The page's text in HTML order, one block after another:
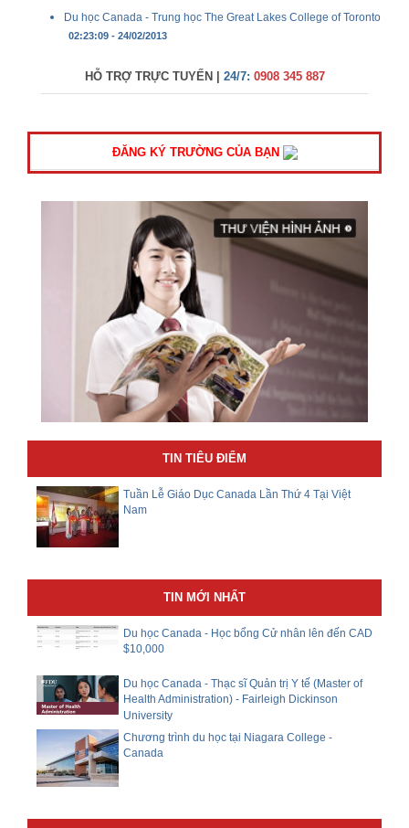
Du học Canada - Trung học The Great Lakes College of Toronto
02:23:09 - 24/02/2013
HỖ TRỢ TRỰC TUYẾN | 24/7: 0908 345 887
ĐĂNG KÝ TRƯỜNG CỦA BẠN
TIN TIÊU ĐIỂM
Tuần Lễ Giáo Dục Canada Lần Thứ 4 Tại Việt
Nam
TIN MỚI NHẤT
Du học Canada - Học bổng Cử nhân lên đến CAD
$10,000
Du học Canada - Thạc sĩ Quản trị Y tế (Master of
Health Administration) - Fairleigh Dickinson
University
Chương trình du học tại Niagara College -
Canada